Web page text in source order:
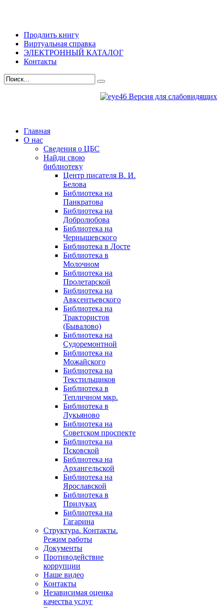
Продлить книгу
Виртуальная справка
ЭЛЕКТРОННЫЙ КАТАЛОГ
Контакты
Версия для слабовидящих
Главная
О нас
Сведения о ЦБС
Найди свою
библиотеку
Центр писателя В. И.
Белова
Библиотека на
Панкратова
Библиотека на
Добролюбова
Библиотека на
Чернышевского
Библиотека в Лосте
Библиотека в
Молочном
Библиотека на
Пролетарской
Библиотека на
Авксентьевского
Библиотека на
Трактористов
(Бывалово)
Библиотека на
Судоремонтной
Библиотека на
Можайского
Библиотека на
Текстильщиков
Библиотека в
Тепличном мкр.
Библиотека в
Лукьяново
Библиотека на
Советском проспекте
Библиотека на
Псковской
Библиотека на
Архангельской
Библиотека на
Ярославской
Библиотека в
Прилуках
Библиотека на
Гагарина
Структура. Контакты.
Режим работы
Документы
Противодействие
коррупции
Наше видео
Контакты
Независимая оценка
качества услуг